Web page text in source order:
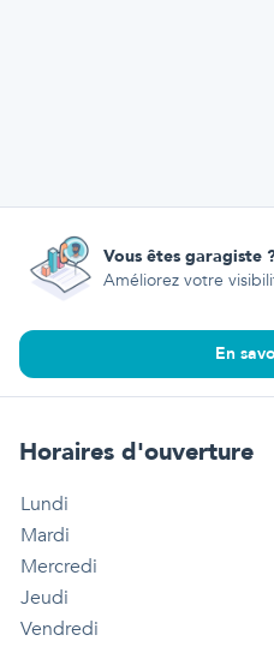
Vous êtes garagiste
Améliorez votre
En
Horaires d'ouverture
Lundi
Mardi
Mercredi
Jeudi
Vendredi